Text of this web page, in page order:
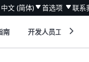
中文 (简体) 首选项 联系
南 开发人员工具